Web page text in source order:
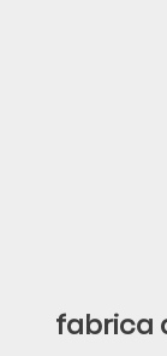
fabrica